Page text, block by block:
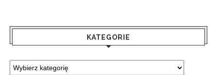
KATEGORIE